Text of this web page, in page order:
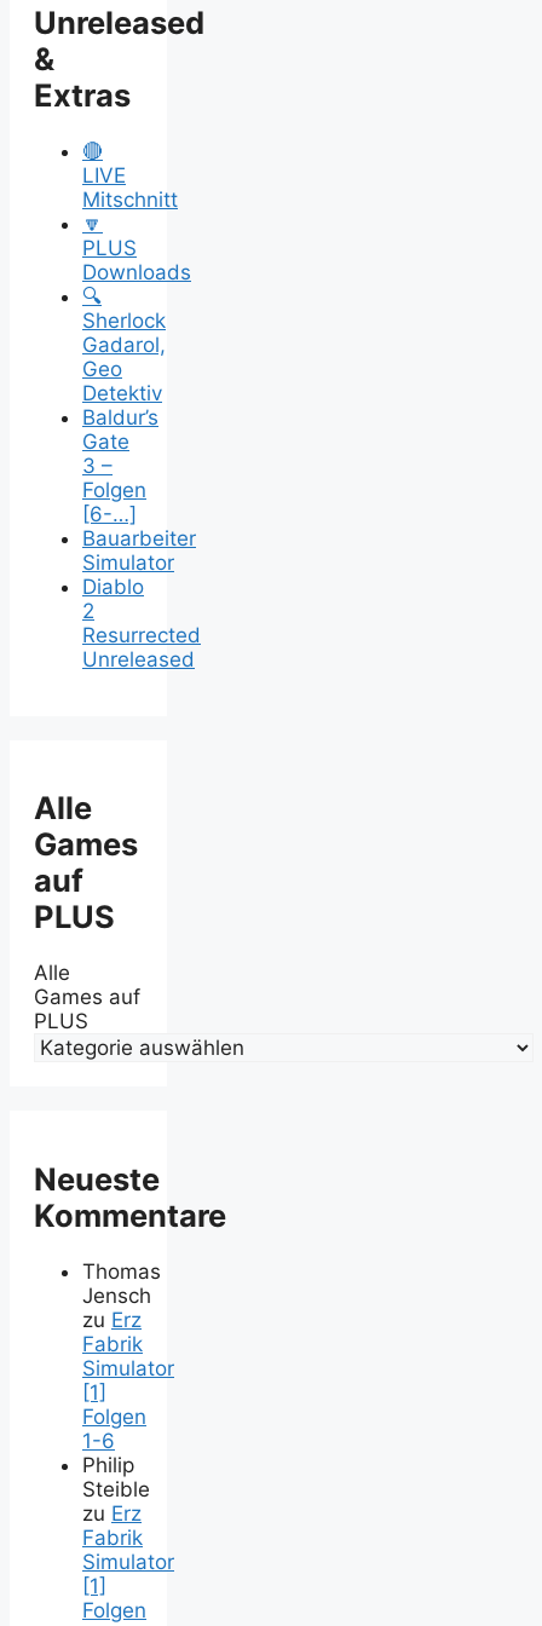
Unreleased
&
Extras
🔴
LIVE
Mitschnitt
🔽
PLUS
Downloads
🔍
Sherlock
Gadarol,
Geo
Detektiv
Baldur’s
Gate
3 –
Folgen
[6-…]
Bauarbeiter
Simulator
Diablo
2
Resurrected
Unreleased
Alle
Games
auf
PLUS
Alle
Games auf
PLUS
Neueste
Kommentare
Thomas
Jensch
zu Erz
Fabrik
Simulator
[1]
Folgen
1-6
Philip
Steible
zu Erz
Fabrik
Simulator
[1]
Folgen